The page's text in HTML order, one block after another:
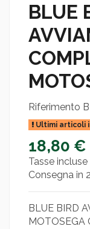
BLUE
Riferimento
Ultimi articoli
18,80 €
Tasse incluse
Consegna in
BLUE BIRD
MOTOSEGA